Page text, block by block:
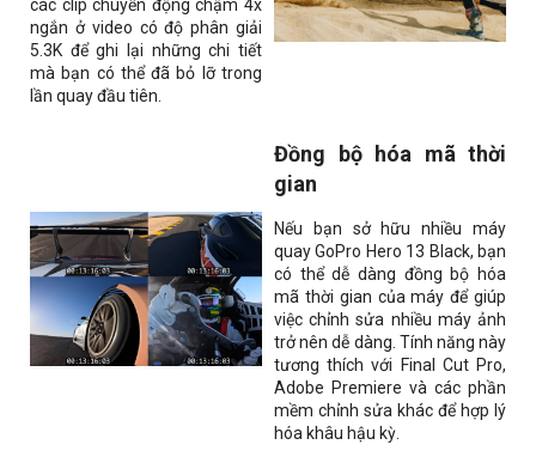
các clip chuyển động chậm 4x
ngắn ở video có độ phân giải
5.3K để ghi lại những chi tiết
mà bạn có thể đã bỏ lỡ trong
lần quay đầu tiên.
Đồng bộ hóa mã thời
gian
Nếu bạn sở hữu nhiều máy
quay GoPro Hero 13 Black, bạn
có thể dễ dàng đồng bộ hóa
mã thời gian của máy để giúp
việc chỉnh sửa nhiều máy ảnh
trở nên dễ dàng. Tính năng này
tương thích với Final Cut Pro,
Adobe Premiere và các phần
mềm chỉnh sửa khác để hợp lý
hóa khâu hậu kỳ.